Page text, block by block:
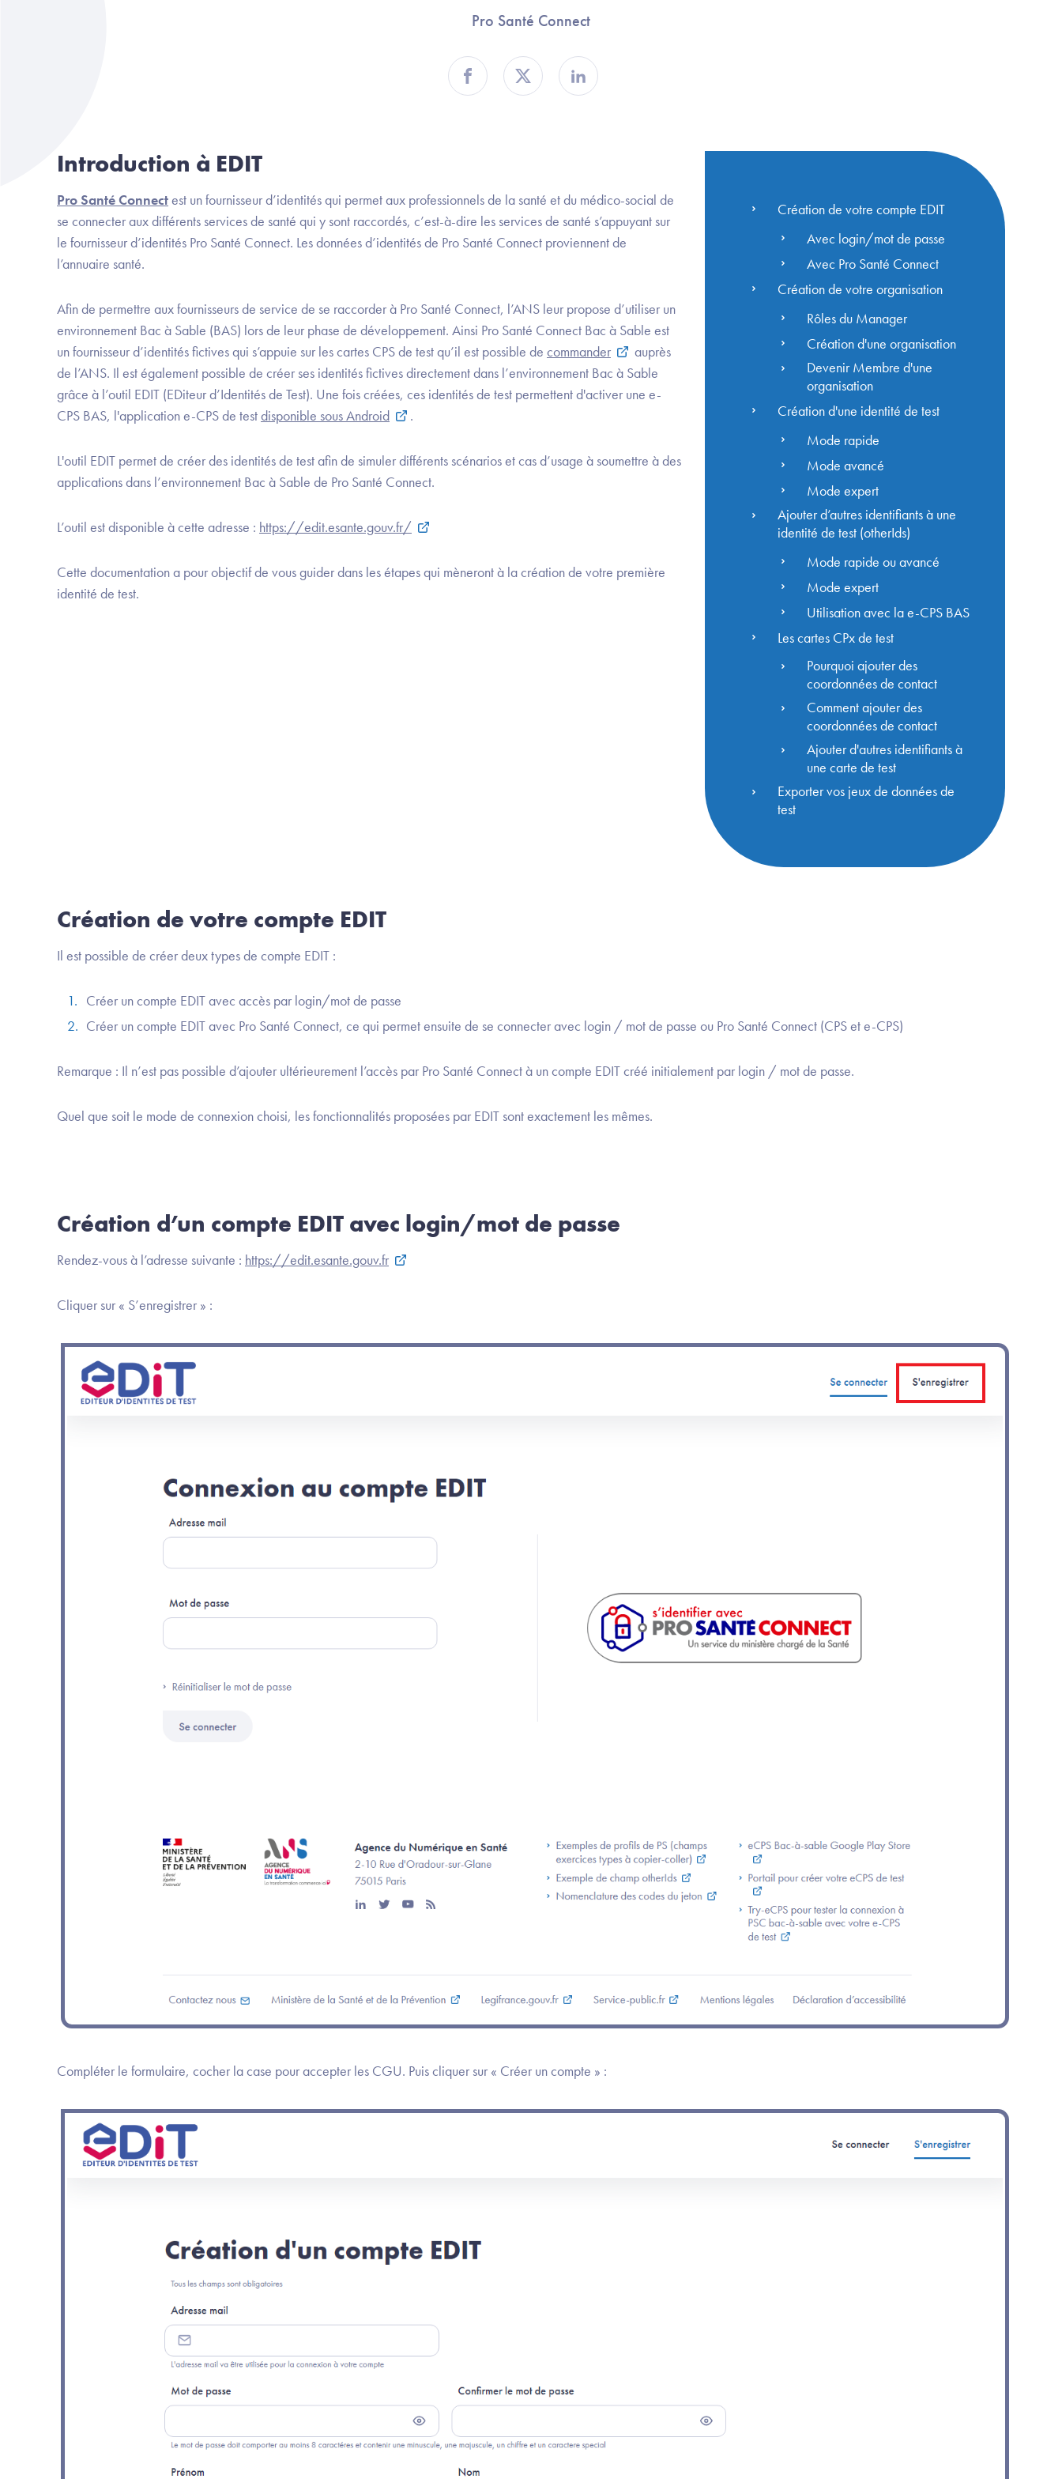
Pro Santé Connect
Partager sur Facebook
Partager sur TwitterPartager sur Linkedin
Introduction à EDIT
Pro Santé Connectest un fournisseur d’identités qui permet aux professionnels de la santé et du médico-social de
se connecter aux différents services de santé qui y sont raccordés, c’est-à-dire les services de santé s’appuyant sur
le fournisseur d’identités Pro Santé Connect. Les données d’identités de Pro Santé Connect proviennent de
l’annuaire santé.
Afin de permettre aux fournisseurs de service de se raccorder à Pro Santé Connect, l’ANS leur propose d’utiliser un
environnement Bac à Sable (BAS) lors de leur phase de développement. Ainsi Pro Santé Connect Bac à Sable est
un fournisseur d’identités fictives qui s’appuie sur les cartes CPS de test qu’il est possible de commander
auprès
de l’ANS. Il est également possible de créer ses identités fictives directement dans l’environnement Bac à Sable
grâce à l’outil EDIT (EDiteur d’Identités de Test). Une fois créées, ces identités de test permettent d'activer une e-
CPS BAS, l'application e-CPS de testdisponible sous Android .
L'outil EDIT permet de créer des identités de test afin de simuler différents scénarios et cas d’usage à soumettre à des
applications dans l’environnement Bac à Sable de Pro Santé Connect.
L’outil est disponible à cette adresse : https://edit.esante.gouv.fr/
Cette documentation a pour objectif de vous guider dans les étapes qui mèneront à la création de votre première
identité de test.
Création de votre compte EDIT
Avec login/mot de passe
Avec Pro Santé Connect
Création de votre organisation
Rôles du Manager
Création d'une organisation
Devenir Membre d'une
organisation
Création d'une identité de test
Mode rapide
Mode avancé
Mode expert
Ajouter d’autres identifiants à une
identité de test (otherIds)
Mode rapide ou avancé
Mode expert
Utilisation avec la e-CPS BAS
Les cartes CPx de test
Pourquoi ajouter des
coordonnées de contact
Comment ajouter des
coordonnées de contact
Ajouter d'autres identifiants à
une carte de test
Exporter vos jeux de données de
test
Création de votre compte EDIT
Il est possible de créer deux types de compte EDIT :
Créer un compte EDIT avec accès par login/mot de passe
Créer un compte EDIT avec Pro Santé Connect, ce qui permet ensuite de se connecter avec login / mot de passe ou Pro Santé Connect (CPS et e-CPS)
Remarque : Il n’est pas possible d’ajouter ultérieurement l’accès par Pro Santé Connect à un compte EDIT créé initialement par login / mot de passe.
Quel que soit le mode de connexion choisi, les fonctionnalités proposées par EDIT sont exactement les mêmes.
Création d’un compte EDIT avec login/mot de passe
Rendez-vous à l’adresse suivante : https://edit.esante.gouv.fr
Cliquer sur « S’enregistrer » :
Compléter le formulaire, cocher la case pour accepter les CGU. Puis cliquer sur « Créer un compte » :